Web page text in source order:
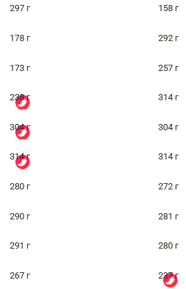
297 г 158 г
178 г 292 г
173 г 257 г
238 г 314 г
304 г 304 г
314 г 314 г
280 г 272 г
290 г 281 г
291 г 280 г
267 г 237 г